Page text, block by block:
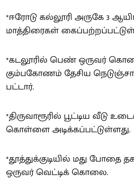
*ஈரோடு கல்லூரி அருகே 3
மாத்திரைகள்
*கடலூரில் பெண் ஒருவர்
கும்பகோணம் தேசிய
பட்டார்.
*திருவாரூரில் பூட்டிய வீடு
கொள்ளை அடிக்கப்பட்டுள்ளது.
*தூத்துக்குடியில் மது போதை
ஒருவர் வெட்டிக் கொலை.